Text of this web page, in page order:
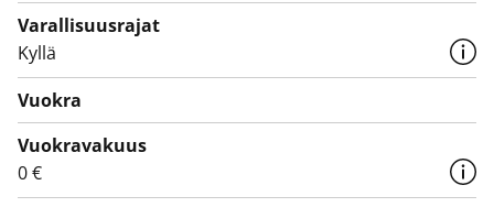
Varallisuusrajat
Kyllä
Vuokra
Vuokravakuus
0 €